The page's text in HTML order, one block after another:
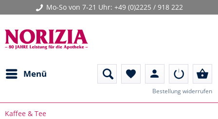
Mo-So von 7-21 Uhr: +49 (0)2225 / 918 222
Menü favorite person shopping_basket
Bestellung widerrufen
Kaffee & Tee